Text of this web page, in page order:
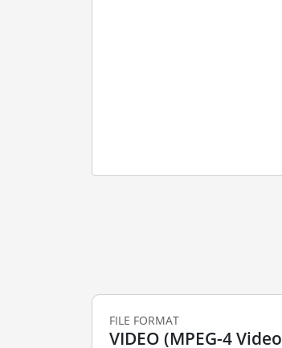
FILE FORMAT
VIDEO (MPEG-4 Video